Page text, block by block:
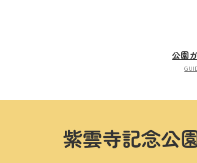
公園
紫雲寺記念公